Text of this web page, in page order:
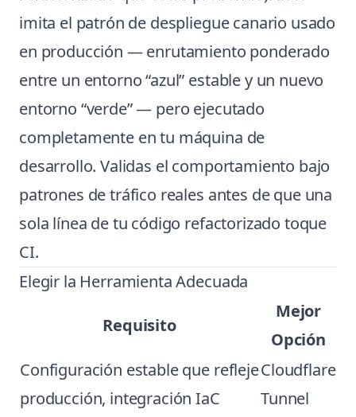
imita el patrón de despliegue canario usado
en producción — enrutamiento ponderado
entre un entorno “azul” estable y un nuevo
entorno “verde” — pero ejecutado
completamente en tu máquina de
desarrollo. Validas el comportamiento bajo
patrones de tráfico reales antes de que una
sola línea de tu código refactorizado toque
CI.
Elegir la Herramienta Adecuada
Requisito
Mejor
Opción
Configuración estable que refleje
producción, integración IaC
Cloudflare
Tunnel